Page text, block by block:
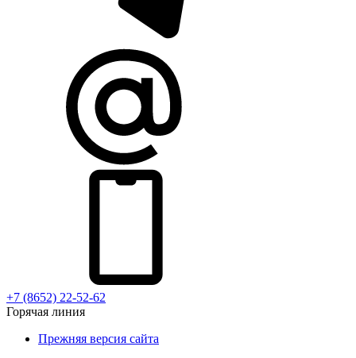
+7 (8652) 22-52-62
Горячая линия
Прежняя версия сайта